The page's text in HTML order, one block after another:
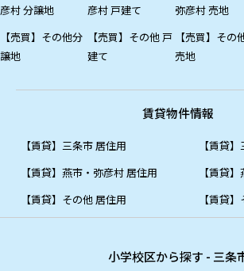
彦村 分譲地
【売買】その他分
譲地
彦村 戸建て
【売買】その他 戸
建て
弥彦村 売地
【売買】その
売地
賃貸物件情報
【賃貸】三条市 居住用
【賃貸】燕市・弥彦村 居住用
【賃貸】その他 居住用
【賃貸
【賃貸
【賃貸
小学校区から探す - 三条